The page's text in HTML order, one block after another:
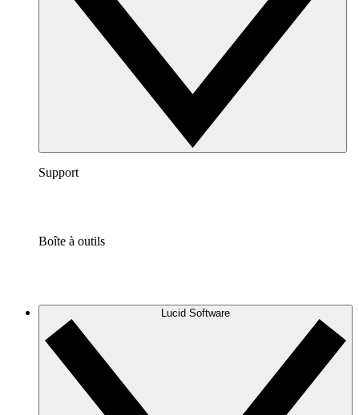
Support
Boîte à outils
Lucid Software